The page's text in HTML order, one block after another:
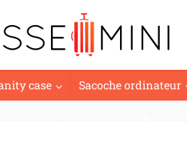
case Sacoche ordinateur